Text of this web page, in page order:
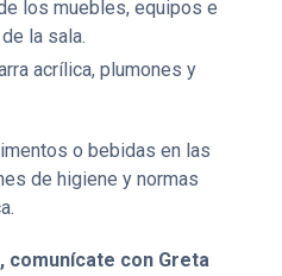
los muebles, equipos e
la sala.
acrílica, plumones y
o bebidas en las
de higiene y normas
comunícate con Greta